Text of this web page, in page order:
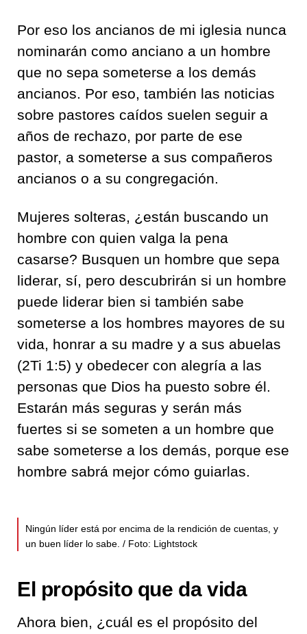
Por eso los ancianos de mi iglesia nunca
nominarán como anciano a un hombre
que no sepa someterse a los demás
ancianos. Por eso, también las noticias
sobre pastores caídos suelen seguir a
años de rechazo, por parte de ese
pastor, a someterse a sus compañeros
ancianos o a su congregación.
Mujeres solteras, ¿están buscando un
hombre con quien valga la pena
casarse? Busquen un hombre que sepa
liderar, sí, pero descubrirán si un hombre
puede liderar bien si también sabe
someterse a los hombres mayores de su
vida, honrar a su madre y a sus abuelas
(2Ti 1:5) y obedecer con alegría a las
personas que Dios ha puesto sobre él.
Estarán más seguras y serán más
fuertes si se someten a un hombre que
sabe someterse a los demás, porque ese
hombre sabrá mejor cómo guiarlas.
Ningún líder está por encima de la rendición de cuentas, y
un buen líder lo sabe. / Foto: Lightstock
El propósito que da vida
Ahora bien, ¿cuál es el propósito del